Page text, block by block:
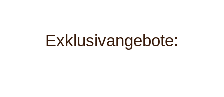
Exklusivangebote: